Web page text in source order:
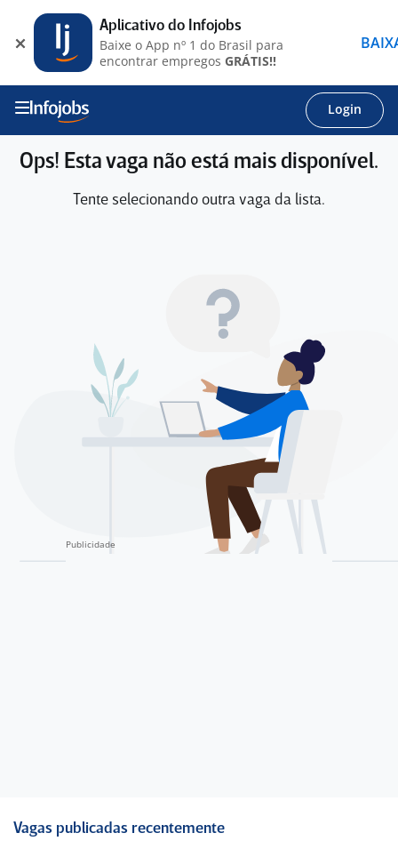
Login
Ops! Esta vaga não está mais disponível.
Tente selecionando outra vaga da lista.
Vagas publicadas recentemente
Aplicativo do Infojobs
Baixe o App nº 1 do Brasil para
encontrar empregos GRÁTIS!!